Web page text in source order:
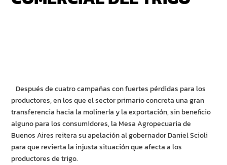
Después de cuatro campañas con fuertes pérdidas para los
productores, en los que el sector primario concreta una gran
transferencia hacia la molinería y la exportación, sin beneficio
alguno para los consumidores, la Mesa Agropecuaria de
Buenos Aires reitera su apelación al gobernador Daniel Scioli
para que revierta la injusta situación que afecta a los
productores de trigo.